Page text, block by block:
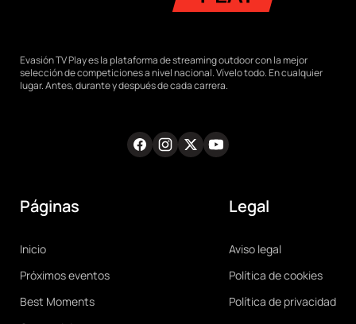
Evasión TV Play es la plataforma de streaming outdoor con la mejor
selección de competiciones a nivel nacional. Vívelo todo. En cualquier
lugar. Antes, durante y después de cada carrera.
RRSS
FacebookInstagram
TwitterYoutube
Páginas
Main
navigation
Inicio
Próximos eventos
Best Moments
Legal
Legal
Aviso legal
Política de cookies
Política de privacidad